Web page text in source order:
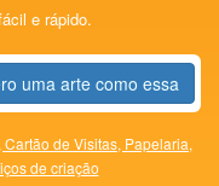
e rápido.
uma arte como essa
Cartão de Visitas, Papelaria,
de criação